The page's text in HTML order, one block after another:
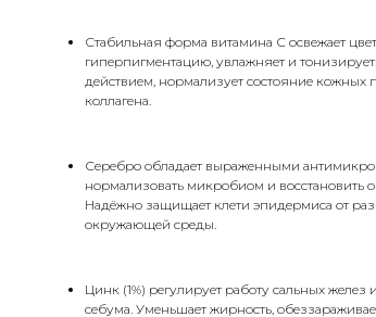
Стабильная форма витамина С освежает
гиперпигментацию, увлажняет и
действием, нормализует состояние кожных
коллагена.
Серебро обладает выраженными
нормализовать микробиом и восстановить
Надёжно защищает клети эпидермиса от
окружающей среды.
Цинк (1%) регулирует работу сальных
себума. Уменьшает жирность,